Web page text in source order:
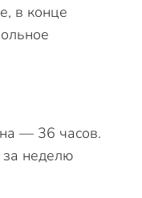
в конце
— 36 часов.
неделю